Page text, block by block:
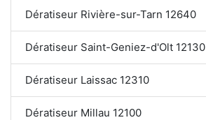
Dératiseur Rivière-sur-Tarn 12640
Dératiseur Saint-Geniez-d'Olt 12130
Dératiseur Laissac 12310
Dératiseur Millau 12100